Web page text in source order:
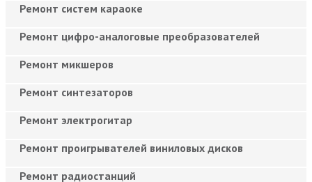
Ремонт систем караоке
Ремонт цифро-аналоговые преобразователей
Ремонт микшеров
Ремонт синтезаторов
Ремонт электрогитар
Ремонт проигрывателей виниловых дисков
Ремонт радиостанций